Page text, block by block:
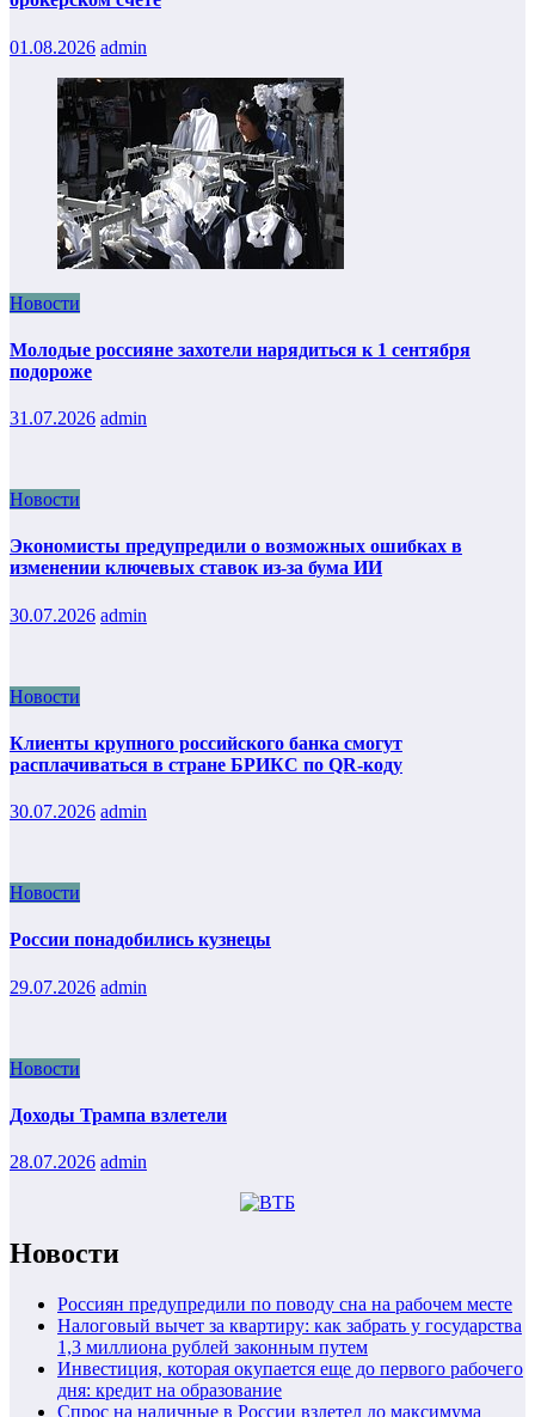
01.08.2026 admin
Новости
Молодые россияне захотели нарядиться к 1 сентября
подороже
31.07.2026 admin
Новости
Экономисты предупредили о возможных ошибках в
изменении ключевых ставок из-за бума ИИ
30.07.2026 admin
Новости
Клиенты крупного российского банка смогут
расплачиваться в стране БРИКС по QR-коду
30.07.2026 admin
Новости
России понадобились кузнецы
29.07.2026 admin
Новости
Доходы Трампа взлетели
28.07.2026 admin
Новости
Россиян предупредили по поводу сна на рабочем месте
Налоговый вычет за квартиру: как забрать у государства
1,3 миллиона рублей законным путем
Инвестиция, которая окупается еще до первого рабочего
дня: кредит на образование
Спрос на наличные в России взлетел до максимума